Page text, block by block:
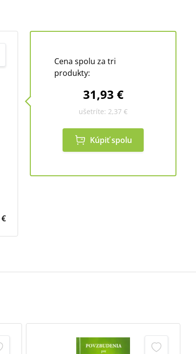
Cena spolu za tri
produkty:
31,93 €
ušetríte: 2,37 €
Kúpiť spolu